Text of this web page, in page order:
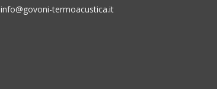
info@govoni-termoacustica.it